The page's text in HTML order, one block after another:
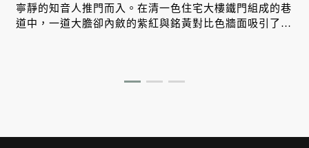
寧靜的知音人推門而入。在清一色住宅大樓鐵門組成的巷
道中，一道大膽卻內斂的紫紅與銘黃對比色牆面吸引了過